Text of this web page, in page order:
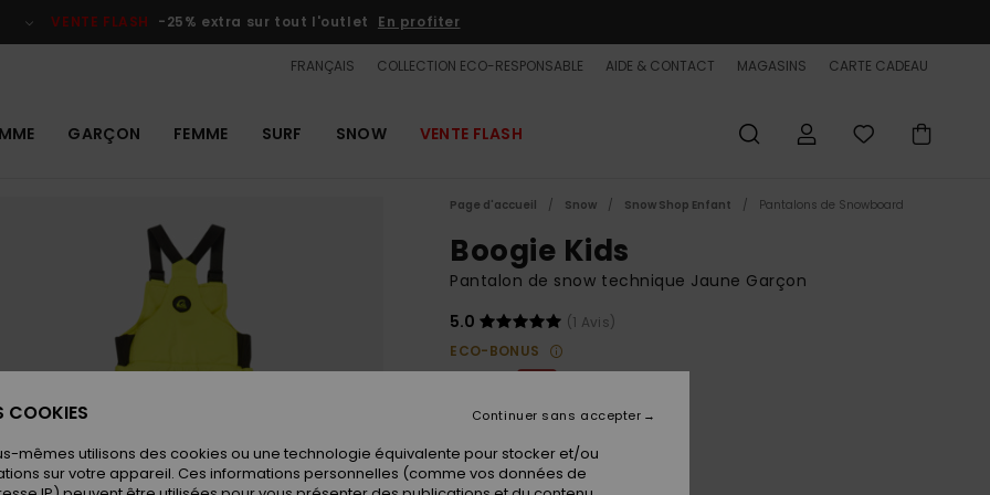
VENTE FLASH -25% extra sur tout l'outlet En profiter
FRANÇAIS COLLECTION ECO-RESPONSABLE AIDE & CONTACT MAGASINS CARTE CADEAU
GARÇON FEMME SURF SNOW VENTE FLASH
Page d'accueil Snow Snow Shop Enfant Pantalons de Snowboard
Boogie Kids
Pantalon de snow technique Jaune Garçon
5.0
(1 Avis)
ECO-BONUS
37,50 €
VENTE FLASH EXTRA 25%
COOKIES
mêmes utilisons des cookies ou une technologie équivalente pour stocker et/ou
sur votre appareil. Ces informations personnelles (comme vos données de
Continuer sans accepter